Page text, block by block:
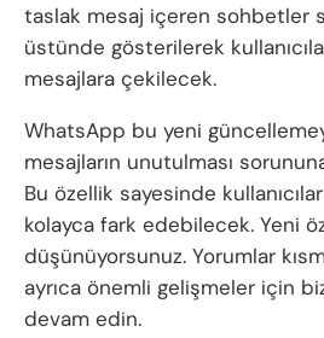
taslak mesaj içeren sohbetler
üstünde gösterilerek
mesajlara çekilecek.
WhatsApp bu yeni
mesajların unutulması
Bu özellik sayesinde
kolayca fark edebilecek. Yeni
düşünüyorsunuz. Yorumlar
ayrıca önemli gelişmeler için
devam edin.